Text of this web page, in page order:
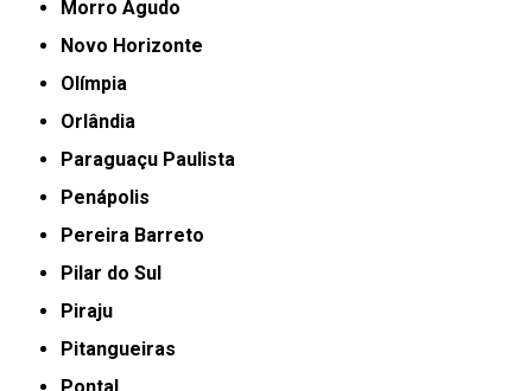
Morro Agudo
Novo Horizonte
Olímpia
Orlândia
Paraguaçu Paulista
Penápolis
Pereira Barreto
Pilar do Sul
Piraju
Pitangueiras